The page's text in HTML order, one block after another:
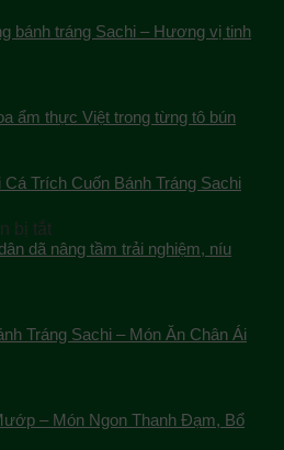
bánh tráng Sachi – Hương vị tinh
ẩm thực Việt trong từng tô bún
Trích Cuốn Bánh Tráng Sachi
bị tắtở
Bật
Gỏi
Cá
Tráng
dã nâng tầm trải nghiệm, níu
Tráng Sachi – Món Ăn Chân Ái
– Món Ngon Thanh Đạm, Bổ